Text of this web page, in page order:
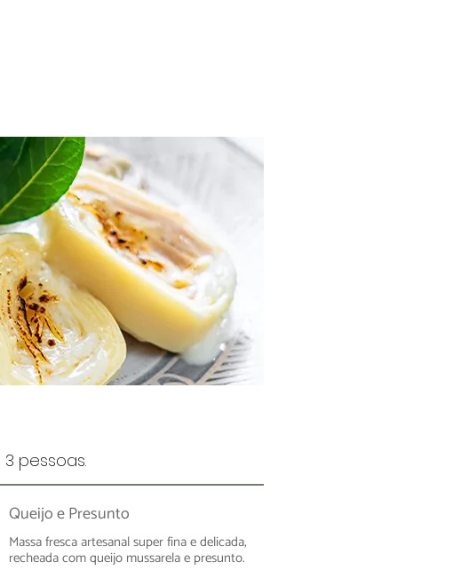
pessoas.
Queijo e Presunto
Massa fresca artesanal super fina e delicada,
recheada com queijo mussarela e presunto.